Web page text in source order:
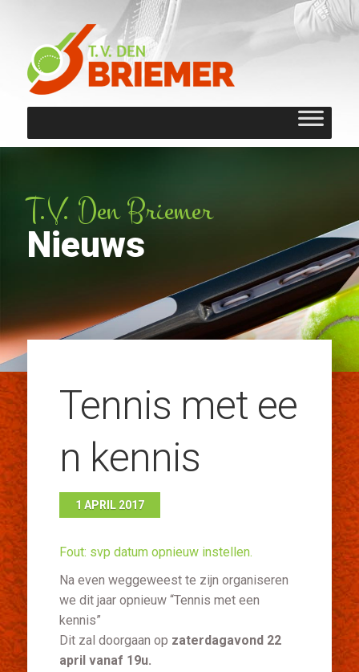
T.V. Den Briemer
Nieuws
Tennis met ee
n kennis
1 APRIL 2017
Fout: svp datum opnieuw instellen.
Na even weggeweest te zijn organiseren
we dit jaar opnieuw “Tennis met een
kennis”
Dit zal doorgaan op zaterdagavond 22
april vanaf 19u.